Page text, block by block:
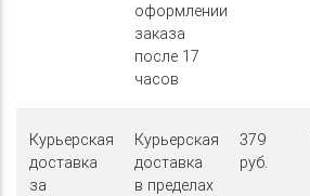
оформлении
заказа
после 17
часов
Курьерская
доставка
за
Курьерская
доставка
в пределах
379
руб.